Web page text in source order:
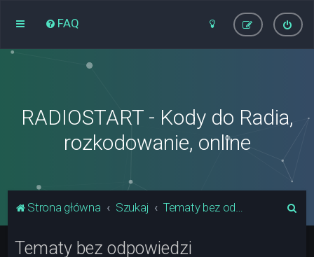
FAQ
RADIOSTART - Kody do Radia,
rozkodowanie, online
Strona główna Szukaj Tematy bez odpowiedzi
Tematy bez odpowiedzi